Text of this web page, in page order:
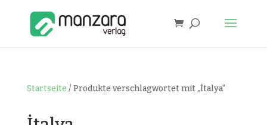
Startseite / Produkte verschlagwortet mit „İtalya“